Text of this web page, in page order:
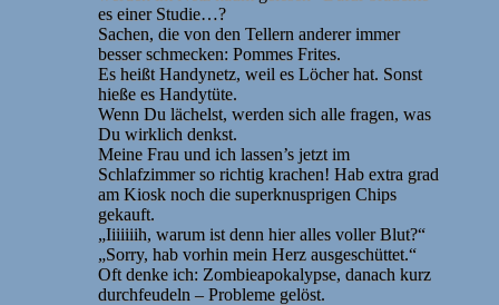
es einer Studie…?
Sachen, die von den Tellern anderer immer
besser schmecken: Pommes Frites.
Es heißt Handynetz, weil es Löcher hat. Sonst
hieße es Handytüte.
Wenn Du lächelst, werden sich alle fragen, was
Du wirklich denkst.
Meine Frau und ich lassen’s jetzt im
Schlafzimmer so richtig krachen! Hab extra grad
am Kiosk noch die superknusprigen Chips
gekauft.
„Iiiiiiih, warum ist denn hier alles voller Blut?“
„Sorry, hab vorhin mein Herz ausgeschüttet.“
Oft denke ich: Zombieapokalypse, danach kurz
durchfeudeln – Probleme gelöst.